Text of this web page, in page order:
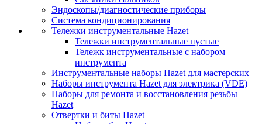
Эндоскопы/диагностические приборы
Система кондиционирования
Тележки инструментальные Hazet
Тележки инструментальные пустые
Тележк инструментальные с набором
инструмента
Инструментальные наборы Hazet для мастерских
Наборы инструмента Hazet для электрика (VDE)
Наборы для ремонта и восстановления резьбы
Hazet
Отвертки и биты Hazet